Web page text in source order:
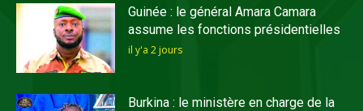
Guinée : le général Amara Camara
assume les fonctions présidentielles
il y'a 2 jours
Burkina : le ministère en charge de la